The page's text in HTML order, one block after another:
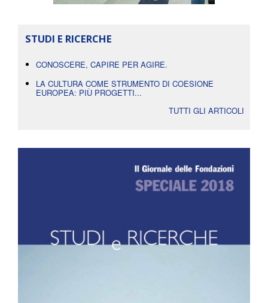
STUDI E RICERCHE
CONOSCERE, CAPIRE PER AGIRE.
LA CULTURA COME STRUMENTO DI COESIONE
EUROPEA: PIÙ PROGETTI...
TUTTI GLI ARTICOLI